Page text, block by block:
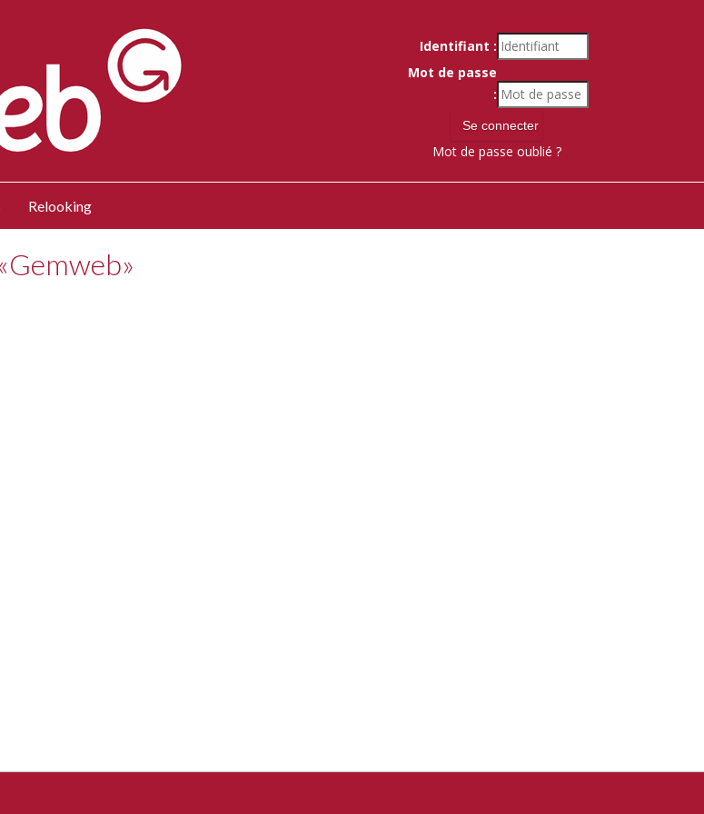
Identifiant :
Mot de passe
:
Mot de passe oublié ?
Relooking